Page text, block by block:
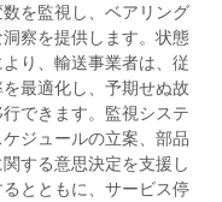
を監視し、ベアリング
察を提供します。状態
り、輸送事業者は、従
最適化し、予期せぬ故
できます。監視システ
ジュールの立案、部品
する意思決定を支援し
とともに、サービス停